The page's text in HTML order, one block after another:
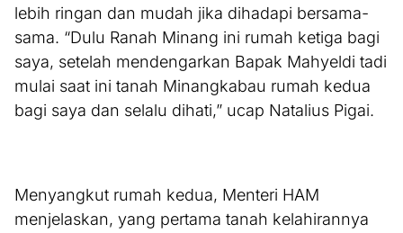
lebih ringan dan mudah jika dihadapi bersama-
sama. “Dulu Ranah Minang ini rumah ketiga bagi
saya, setelah mendengarkan Bapak Mahyeldi tadi
mulai saat ini tanah Minangkabau rumah kedua
bagi saya dan selalu dihati,” ucap Natalius Pigai.
Menyangkut rumah kedua, Menteri HAM
menjelaskan, yang pertama tanah kelahirannya